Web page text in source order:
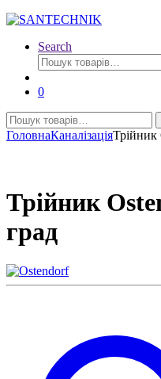
Search
Шукати:
0
Шукати:
ГоловнаКаналізаціяТрійник
Трійник
град